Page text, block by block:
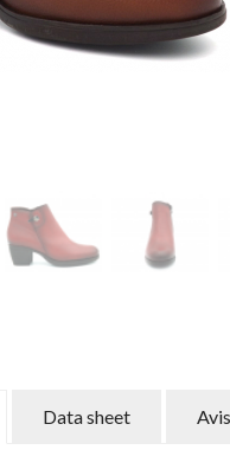
Data sheet Avis